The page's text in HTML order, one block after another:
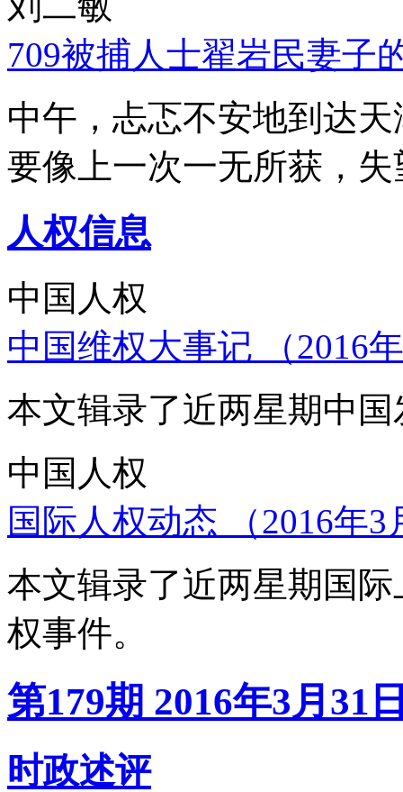
709被捕人士翟岩民妻子
中午，忐忑不安地到达
要像上一次一无所获，
人权信息
中国人权
中国维权大事记 （2016
本文辑录了近两星期中
中国人权
国际人权动态 （2016年
本文辑录了近两星期国
权事件。
第179期 2016年3月31
时政述评